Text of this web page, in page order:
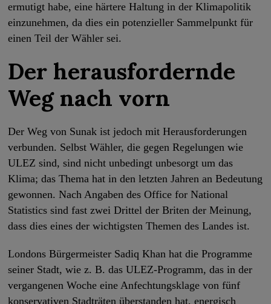
ermutigt habe, eine härtere Haltung in der Klimapolitik
einzunehmen, da dies ein potenzieller Sammelpunkt für
einen Teil der Wähler sei.
Der herausfordernde
Weg nach vorn
Der Weg von Sunak ist jedoch mit Herausforderungen
verbunden. Selbst Wähler, die gegen Regelungen wie
ULEZ sind, sind nicht unbedingt unbesorgt um das
Klima; das Thema hat in den letzten Jahren an Bedeutung
gewonnen. Nach Angaben des Office for National
Statistics sind fast zwei Drittel der Briten der Meinung,
dass dies eines der wichtigsten Themen des Landes ist.
Londons Bürgermeister Sadiq Khan hat die Programme
seiner Stadt, wie z. B. das ULEZ-Programm, das in der
vergangenen Woche eine Anfechtungsklage von fünf
konservativen Stadträten überstanden hat, energisch